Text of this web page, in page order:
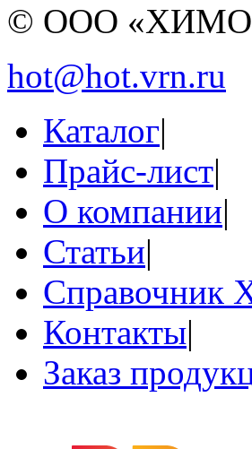
© ООО
hot@hot.vrn.ru
Каталог|
Прайс-лист|
О компании|
Статьи|
Контакты|
Заказ